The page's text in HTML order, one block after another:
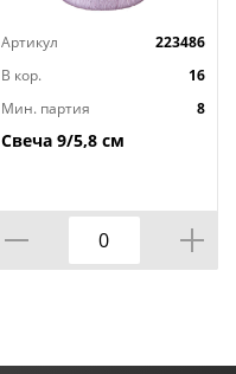
Артикул
223486
В кор.
16
Мин. партия
8
Свеча 9/5,8 см